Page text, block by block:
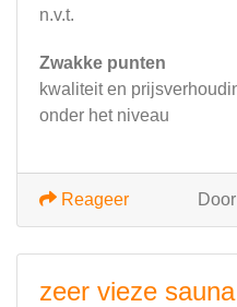
n.v.t.
Zwakke punten
kwaliteit en
onder het niveau
Door
Reageer
zeer vieze sauna